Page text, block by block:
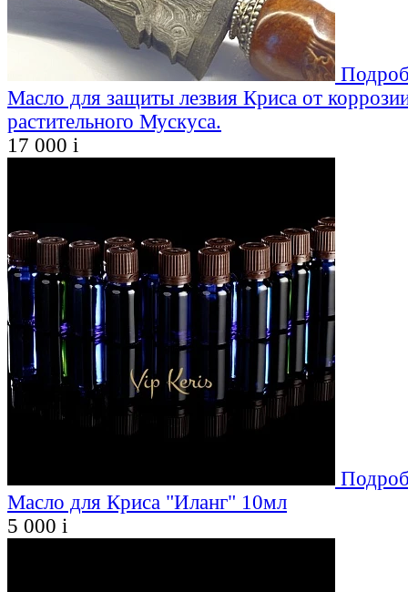
Масло для защиты лезвия Криса от
растительного Мускуса.
17 000 i
Масло для Криса "Иланг" 10мл
5 000 i